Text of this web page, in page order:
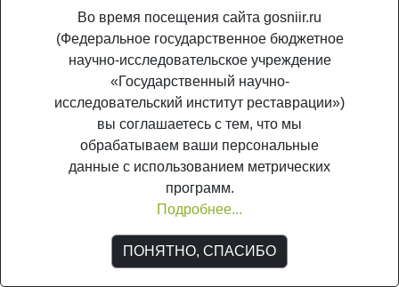
© ГосНИИР, 2005-2026. Является сетевым изданием (свид. о регистрации
СМИ Эл №ФС 77-56567 от 26.12.2013
Во время посещения сайта gosniir.ru
(Федеральное государственное бюджетное
научно-исследовательское учреждение
«Государственный научно-
исследовательский институт реставрации»)
вы соглашаетесь с тем, что мы
обрабатываем ваши персональные
данные с использованием метрических
программ.
Подробнее...
ПОНЯТНО, СПАСИБО